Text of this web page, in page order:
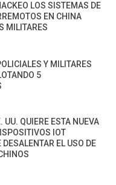
LOS SISTEMAS DE
EN CHINA
MILITARES
Y MILITARES
5
UU. QUIERE ESTA NUEVA
IOT
EL USO DE